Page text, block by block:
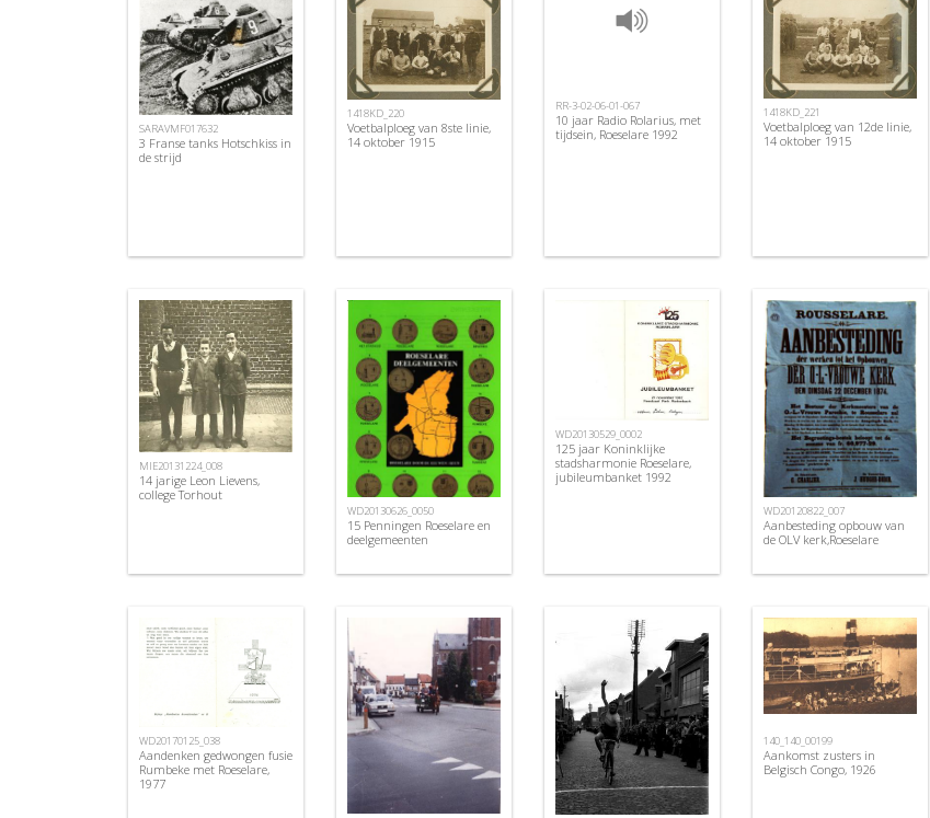
SARAVMF017632
3 Franse tanks Hotschkiss in
de strijd
1418KD_220
Voetbalploeg van 8ste linie,
14 oktober 1915
RR-3-02-06-01-067
10 jaar Radio Rolarius, met
tijdsein, Roeselare 1992
1418KD_221
Voetbalploeg van 12de linie,
14 oktober 1915
MIE20131224_008
14 jarige Leon Lievens,
college Torhout
WD20130626_0050
15 Penningen Roeselare en
deelgemeenten
WD20130529_0002
125 jaar Koninklijke
stadsharmonie Roeselare,
jubileumbanket 1992
WD20120822_007
Aanbesteding opbouw van
de OLV kerk,Roeselare
WD20170125_038
Aandenken gedwongen fusie
Rumbeke met Roeselare,
1977
140_140_00199
Aankomst zusters in
Belgisch Congo, 1926